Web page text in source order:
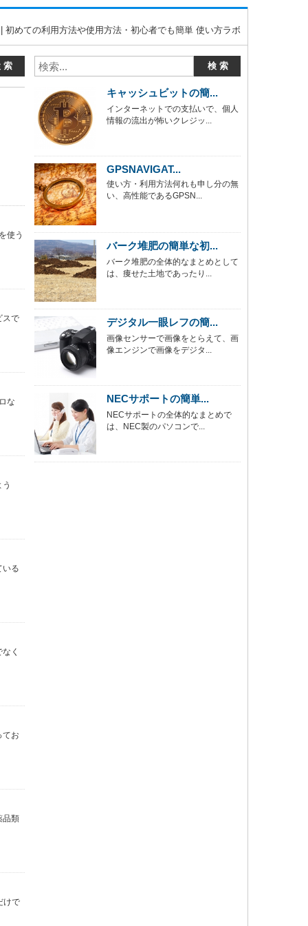
初めての利用方法や使用方法・初心者でも簡単 使い方ラボ
使う
スで
な
いる
く
てお
品類
けで
キャッシュビットの簡...
インターネットでの支払いで、個人
情報の流出が怖いクレジッ...
GPSNAVIGAT...
使い方・利用方法何れも申し分の無
い、高性能であるGPSN...
バーク堆肥の簡単な初...
バーク堆肥の全体的なまとめとして
は、痩せた土地であったり...
デジタル一眼レフの簡...
画像センサーで画像をとらえて、画
像エンジンで画像をデジタ...
NECサポートの簡単...
NECサポートの全体的なまとめで
は、NEC製のパソコンで...